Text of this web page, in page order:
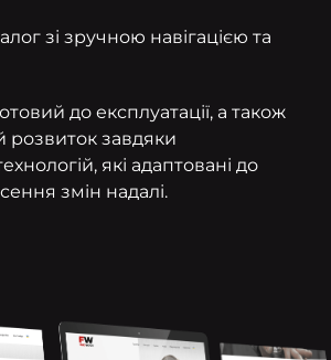
зі зручною навігацією та
до експлуатації, а також
завдяки
які адаптовані до
змін надалі.